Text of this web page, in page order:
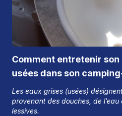
Comment entretenir
usées dans son
Les eaux grises (usées)
provenant des douches, de
lessives.